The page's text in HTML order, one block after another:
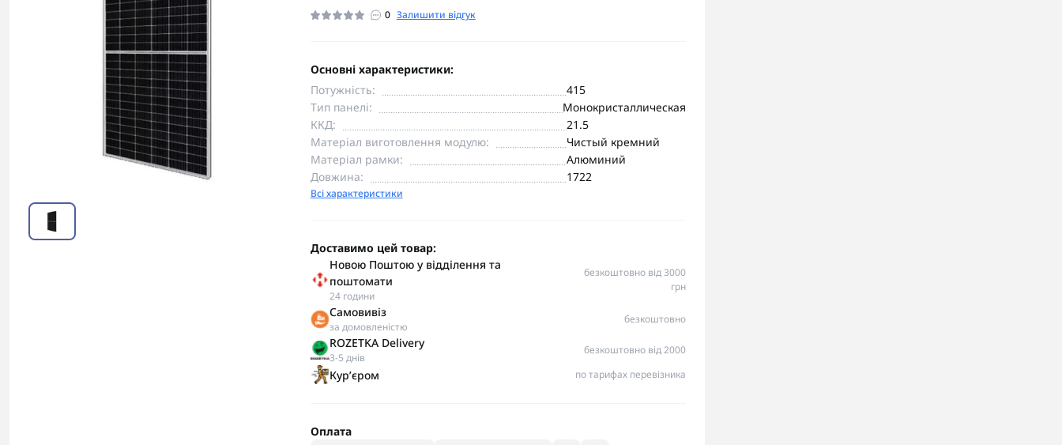
0 Залишити відгук
Основні характеристики:
Потужність:
415
Тип панелі:
Монокристаллическая
ККД:
21.5
Матеріал виготовлення модулю:
Чистый кремний
Матеріал рамки:
Алюминий
Довжина:
1722
Всі характеристики
Доставимо цей товар:
Новою Поштою у відділення та
поштомати
24 години
безкоштовно від 3000
грн
Самовивіз
за домовленістю
безкоштовно
ROZETKA Delivery
3-5 днів
безкоштовно від 2000
Курʼєром по тарифах перевізника
Оплата